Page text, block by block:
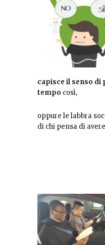
capisce il senso
tempo così,
oppure le labbra
di chi pensa di